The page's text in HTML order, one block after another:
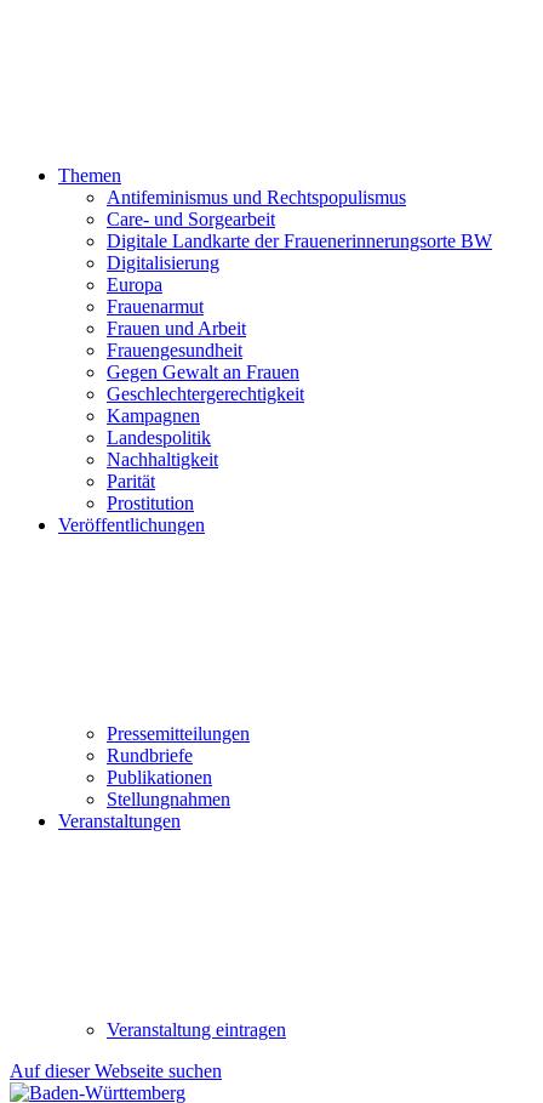
Themen
Antifeminismus und Rechtspopulismus
Care- und Sorgearbeit
Digitale Landkarte der Frauenerinnerungsorte BW
Digitalisierung
Europa
Frauenarmut
Frauen und Arbeit
Frauengesundheit
Gegen Gewalt an Frauen
Geschlechtergerechtigkeit
Kampagnen
Landespolitik
Nachhaltigkeit
Parität
Prostitution
Veröffentlichungen
Pressemitteilungen
Rundbriefe
Publikationen
Stellungnahmen
Veranstaltungen
Veranstaltung eintragen
Auf dieser Webseite suchen